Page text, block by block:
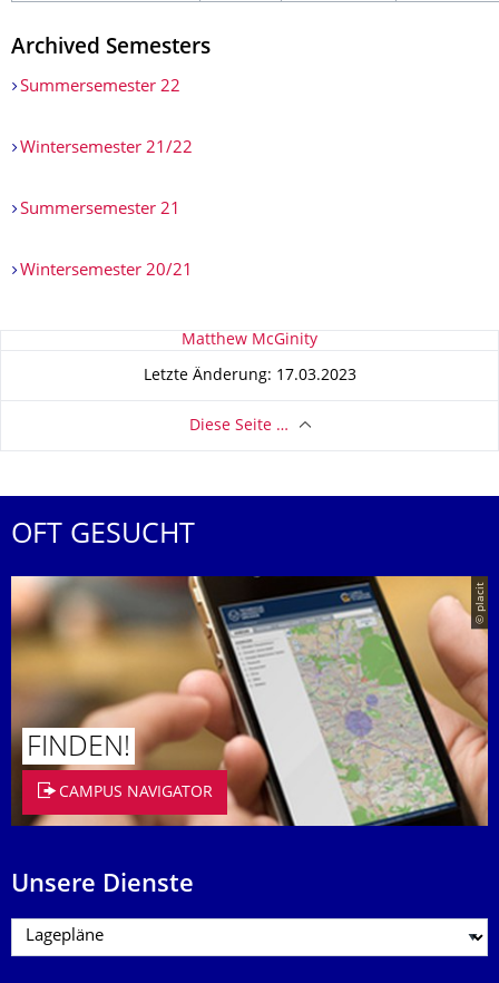
Archived Semesters
Summersemester 22
Wintersemester 21/22
Summersemester 21
Wintersemester 20/21
Zu dieser Seite Matthew McGinity
Letzte Änderung: 17.03.2023
Diese Seite …
OFT GESUCHT
© placit
FINDEN!
CAMPUS NAVIGATOR
Unsere Dienste